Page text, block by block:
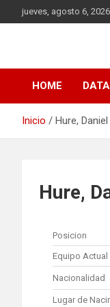
Saltar
al
jueves, agosto 6, 2026
DATA
HOME
Inicio Hure, Daniel
Hure,
Posicion
Equipo Actual
Nacionalidad
Lugar de